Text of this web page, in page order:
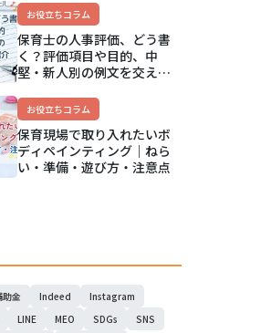
お役立ちコラム
保育士の人事評価、どう書
く？評価項目や目的、中
堅・新人別の例文を交えて
お役立ちコラム
保育現場で取り入れたいボ
ディペインティング｜ねら
い・準備・遊び方・注意点
金 Indeed
Instagram
LINE MEO SDGs
SNS